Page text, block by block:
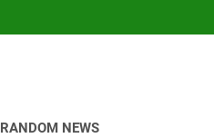
RANDOM NEWS